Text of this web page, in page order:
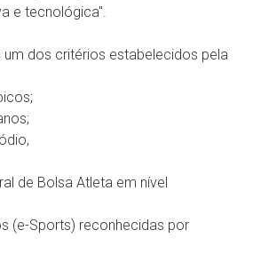
e tecnológica".
dos critérios estabelecidos pela
de Bolsa Atleta em nível
(e-Sports) reconhecidas por